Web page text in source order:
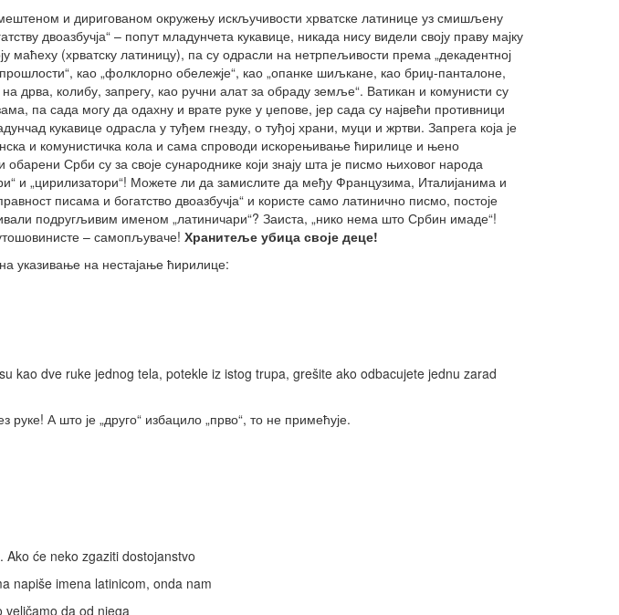
и диригованом окружењу искључивости хрватске латинице уз смишљену
двоазбучја“ – попут младунчета кукавице, никада нису видели своју праву мајку
маћеху (хрватску латиницу), па су одрасли на нетрпељивости према „декадентној
као „фолклорно обележје“, као „опанке шиљкане, као бриџ-панталоне,
дрва, колибу, запрегу, као ручни алат за обраду земље“. Ватикан и комунисти су
па сада могу да одахну и врате руке у џепове, јер сада су највећи противници
кукавице одрасла у туђем гнезду, о туђој храни, муци и жртви. Запрега која је
и комунистичка кола и сама спроводи искорењивање ћирилице и њено
Срби су за своје сународнике који знају шта је писмо њиховог народа
и „цирилизатори“! Можете ли да замислите да међу Французима, Италијанима и
писама и богатство двоазбучја“ и користе само латинично писмо, постоје
подругљивим именом „латиничари“? Заиста, „нико нема што Србин имаде“!
– самопљуваче! Хранитеље убица своје деце!
указивање на нестајање ћирилице:
kao dve ruke jednog tela, potekle iz istog trupa, grešite ako odbacujete jednu zarad
А што је „друго“ избацило „прво“, то не примећује.
će neko zgaziti dostojanstvo
napiše imena latinicom, onda nam
veličamo da od njega